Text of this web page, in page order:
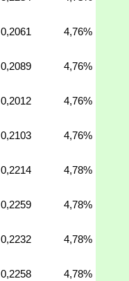
0,2061 4,76%
0,2089 4,76%
0,2012 4,76%
0,2103 4,76%
0,2214 4,78%
0,2259 4,78%
0,2232 4,78%
0,2258 4,78%